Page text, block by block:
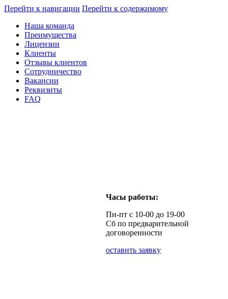
Перейти к навигации Перейти к содержимому
Наша команда
Преимущества
Лицензии
Клиенты
Отзывы клиентов
Сотрудничество
Вакансии
Реквизиты
FAQ
Часы работы:
Пн-пт с 10-00 до 19-00
Сб по предварительной
договоренности
оставить заявку